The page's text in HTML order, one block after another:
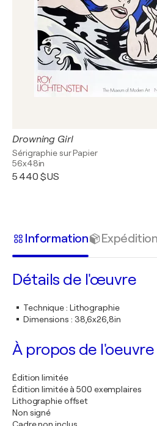
Drowning Girl
Sérigraphie sur Papier
56x48in
5 440 $US
Information
Détails de l'œuvre
Technique: Lithographie
Dimensions : 38,6x26,8in
À propos de l'oeuvre
Édition limitée
Édition limitée à 500 exemplaires
Lithographie offset
Non signé